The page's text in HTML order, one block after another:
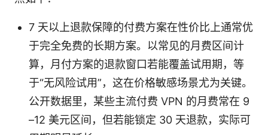
7 天以上退款保障的付费方案在性价比上通常优
于完全免费的长期方案。以常见的月费区间计
算，月付方案的退款窗口若能覆盖试用期，等
于“无风险试用”，这在价格敏感场景尤为关键。
公开数据里，某些主流付费 VPN 的月费常在 9
–12 美元区间，但若能锁定 30 天退款，实际可